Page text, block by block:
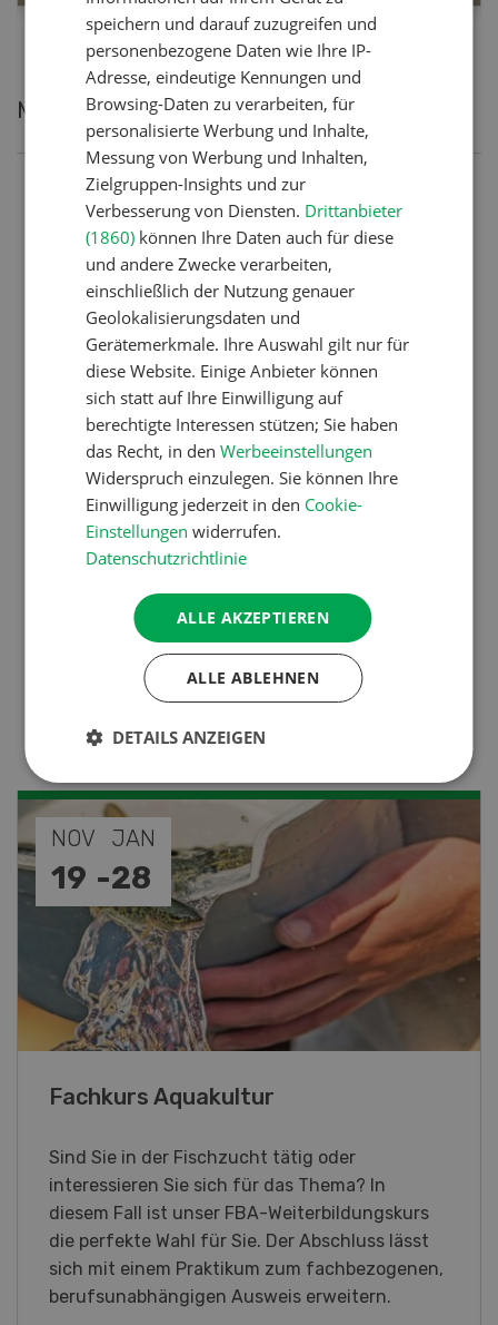
Meistgelesene Artikel
Nutztiere
Schweizer Kuhnamen: Liste
von A-Z
Betriebsführung
Ressourcen: Mit Fäusten
gegen die Alters-Sichtigkeit
Betriebsführung
Zahlen warnen lange vor der
Krise
Nutztiere
Stallklima - Hitzestress
verhindern
SEP
26 -27
Blick hinter die Kulissen
Am Samstag, 26. und Sonntag, 27. September
2026 öffnet Rapid am Produktionsstandort
Killwangen zum Jubiläum seine Türen.
speichern und darauf zuzugreifen und
personenbezogene Daten wie Ihre IP-
Adresse, eindeutige Kennungen und
Browsing-Daten zu verarbeiten, für
personalisierte Werbung und Inhalte,
Messung von Werbung und Inhalten,
Zielgruppen-Insights und zur
Verbesserung von Diensten. Drittanbieter
(1860) können Ihre Daten auch für diese
und andere Zwecke verarbeiten,
einschließlich der Nutzung genauer
Geolokalisierungsdaten und
Gerätemerkmale. Ihre Auswahl gilt nur für
diese Website. Einige Anbieter können
sich statt auf Ihre Einwilligung auf
berechtigte Interessen stützen; Sie haben
das Recht, in denWerbeeinstellungen
Widerspruch einzulegen. Sie können Ihre
Einwilligung jederzeit in den Cookie-
Einstellungen widerrufen.
Datenschutzrichtlinie
ALLE AKZEPTIEREN
ALLE ABLEHNEN
DETAILS ANZEIGEN